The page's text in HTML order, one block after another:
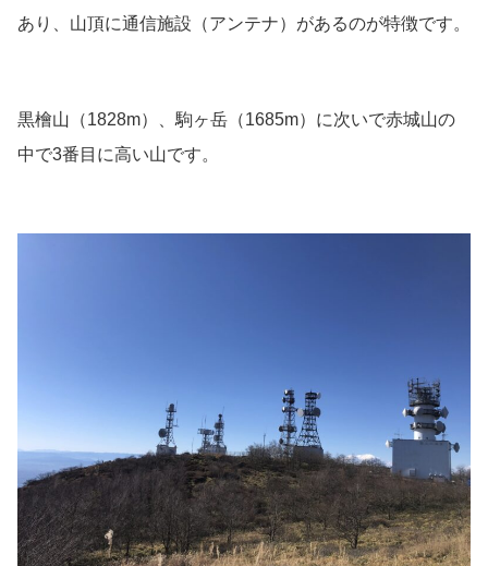
あり、山頂に通信施設（アンテナ）があるのが特徴です。
黒檜山（1828m）、駒ヶ岳（1685m）に次いで赤城山の
中で3番目に高い山です。